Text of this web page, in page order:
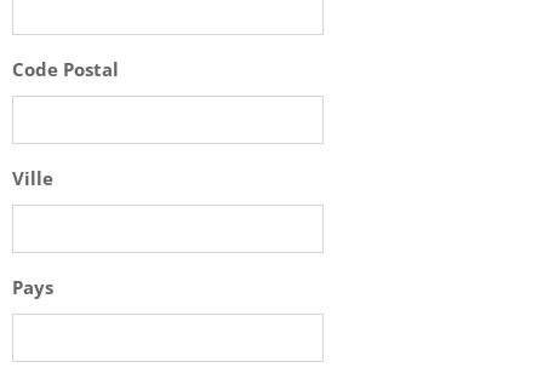
Code Postal
Ville
Pays